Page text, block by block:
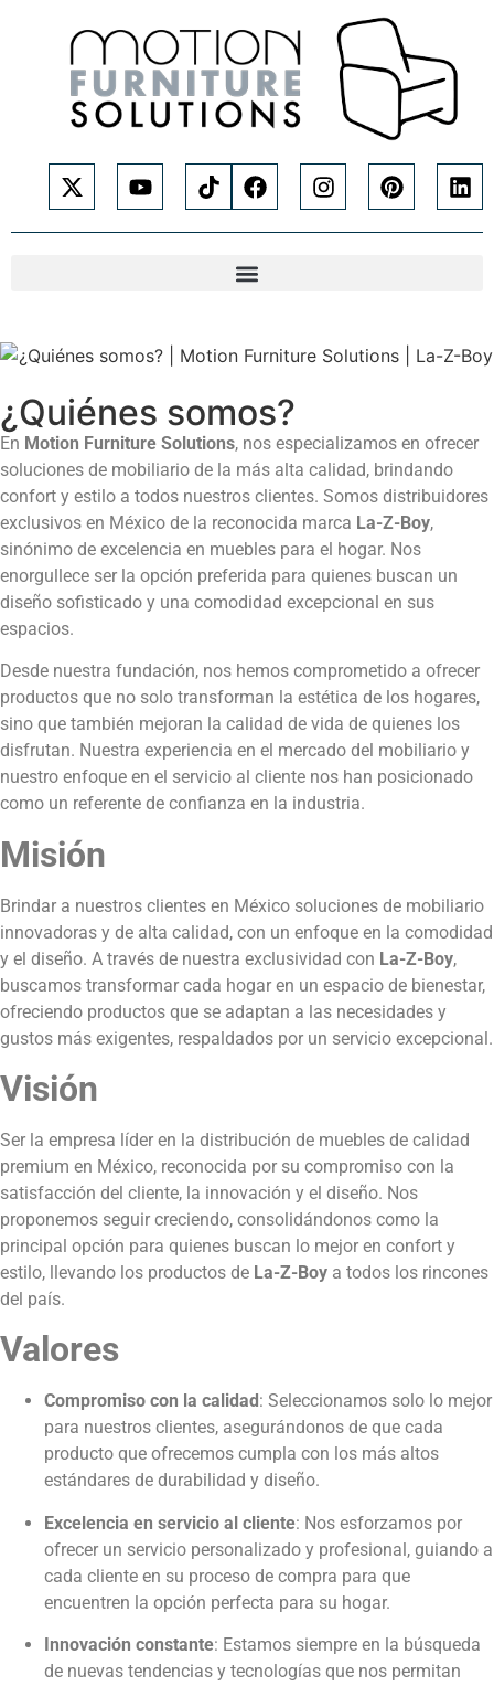
¿Quiénes somos?
En Motion Furniture Solutions, nos especializamos en ofrecer
soluciones de mobiliario de la más alta calidad, brindando
confort y estilo a todos nuestros clientes. Somos distribuidores
exclusivos en México de la reconocida marca La-Z-Boy,
sinónimo de excelencia en muebles para el hogar. Nos
enorgullece ser la opción preferida para quienes buscan un
diseño sofisticado y una comodidad excepcional en sus
espacios.
Desde nuestra fundación, nos hemos comprometido a ofrecer
productos que no solo transforman la estética de los hogares,
sino que también mejoran la calidad de vida de quienes los
disfrutan. Nuestra experiencia en el mercado del mobiliario y
nuestro enfoque en el servicio al cliente nos han posicionado
como un referente de confianza en la industria.
Misión
Brindar a nuestros clientes en México soluciones de mobiliario
innovadoras y de alta calidad, con un enfoque en la comodidad
y el diseño. A través de nuestra exclusividad con La-Z-Boy,
buscamos transformar cada hogar en un espacio de bienestar,
ofreciendo productos que se adaptan a las necesidades y
gustos más exigentes, respaldados por un servicio excepcional.
Visión
Ser la empresa líder en la distribución de muebles de calidad
premium en México, reconocida por su compromiso con la
satisfacción del cliente, la innovación y el diseño. Nos
proponemos seguir creciendo, consolidándonos como la
principal opción para quienes buscan lo mejor en confort y
estilo, llevando los productos de La-Z-Boy a todos los rincones
del país.
Valores
Compromiso con la calidad : Seleccionamos solo lo mejor
para nuestros clientes, asegurándonos de que cada
producto que ofrecemos cumpla con los más altos
estándares de durabilidad y diseño.
Excelencia en servicio al cliente: Nos esforzamos por
ofrecer un servicio personalizado y profesional, guiando a
cada cliente en su proceso de compra para que
encuentren la opción perfecta para su hogar.
Innovación constante: Estamos siempre en la búsqueda
de nuevas tendencias y tecnologías que nos permitan